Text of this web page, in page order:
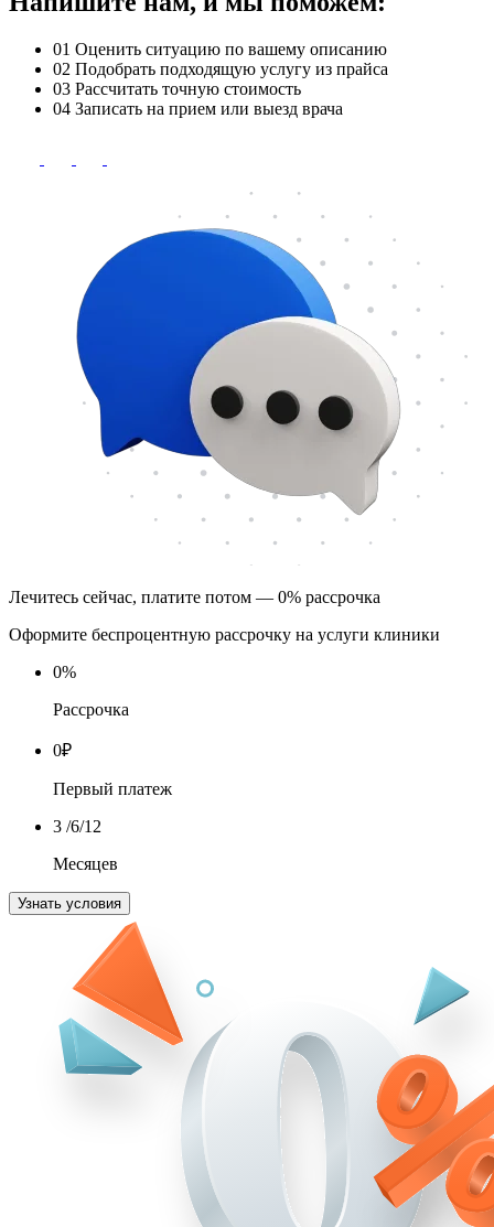
01 Оценить ситуацию по вашему описанию
02 Подобрать подходящую услугу из прайса
03 Рассчитать точную стоимость
04 Записать на прием или выезд врача
Лечитесь сейчас, платите потом — 0% рассрочка
Оформите беспроцентную рассрочку на услуги клиники
0%
Рассрочка
0₽
Первый платеж
3 /6/12
Месяцев
Узнать условия